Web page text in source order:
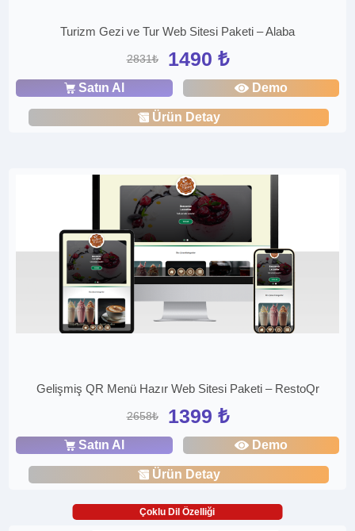
Turizm Gezi ve Tur Web Sitesi Paketi – Alaba
2831₺ 1490 ₺
Satın Al Demo
Ürün Detay
Gelişmiş QR Menü Hazır Web Sitesi Paketi – RestoQr
2658₺ 1399 ₺
Satın Al Demo
Ürün Detay
Çoklu Dil Özelliği